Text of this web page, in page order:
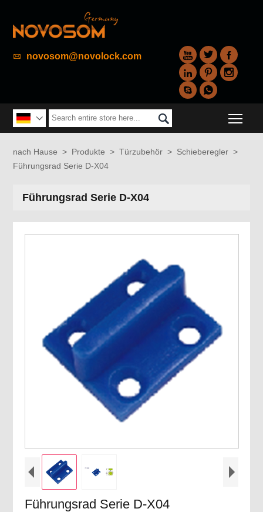
 novosom@novolock.com  






 
nach Hause > Produkte > Türzubehör > Schieberegler >
Führungsrad Serie D-X04
Führungsrad Serie D-X04
Führungsrad Serie D-X04